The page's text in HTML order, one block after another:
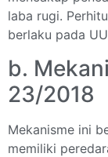
laba rugi.
berlaku pada UU
b.
23/2018
Mekanisme ini
memiliki